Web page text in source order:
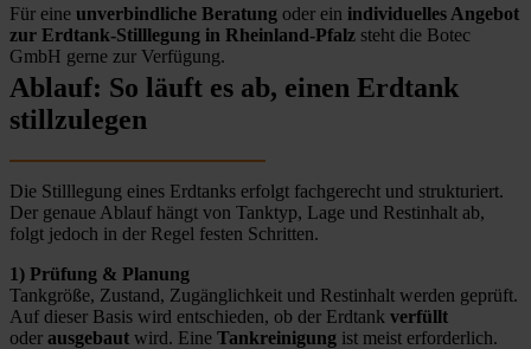
Für eine unverbindliche Beratung oder ein individuelles Angebot
zur Erdtank-Stilllegung in Rheinland-Pfalz steht die Botec
GmbH gerne zur Verfügung.
Ablauf: So läuft es ab, einen Erdtank
stillzulegen
Die Stilllegung eines Erdtanks erfolgt fachgerecht und strukturiert.
Der genaue Ablauf hängt von Tanktyp, Lage und Restinhalt ab,
folgt jedoch in der Regel festen Schritten.
1) Prüfung & Planung
Tankgröße, Zustand, Zugänglichkeit und Restinhalt werden geprüft.
Auf dieser Basis wird entschieden, ob der Erdtank verfüllt
oder ausgebaut wird. Eine Tankreinigung ist meist erforderlich.